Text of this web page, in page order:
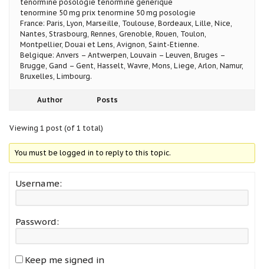
tenormine posologie tenormine generique
tenormine 50 mg prix tenormine 50 mg posologie
France: Paris, Lyon, Marseille, Toulouse, Bordeaux, Lille, Nice,
Nantes, Strasbourg, Rennes, Grenoble, Rouen, Toulon,
Montpellier, Douai et Lens, Avignon, Saint-Etienne.
Belgique: Anvers – Antwerpen, Louvain – Leuven, Bruges –
Brugge, Gand – Gent, Hasselt, Wavre, Mons, Liege, Arlon, Namur,
Bruxelles, Limbourg.
Author Posts
Viewing 1 post (of 1 total)
You must be logged in to reply to this topic.
Username:
Password:
Keep me signed in